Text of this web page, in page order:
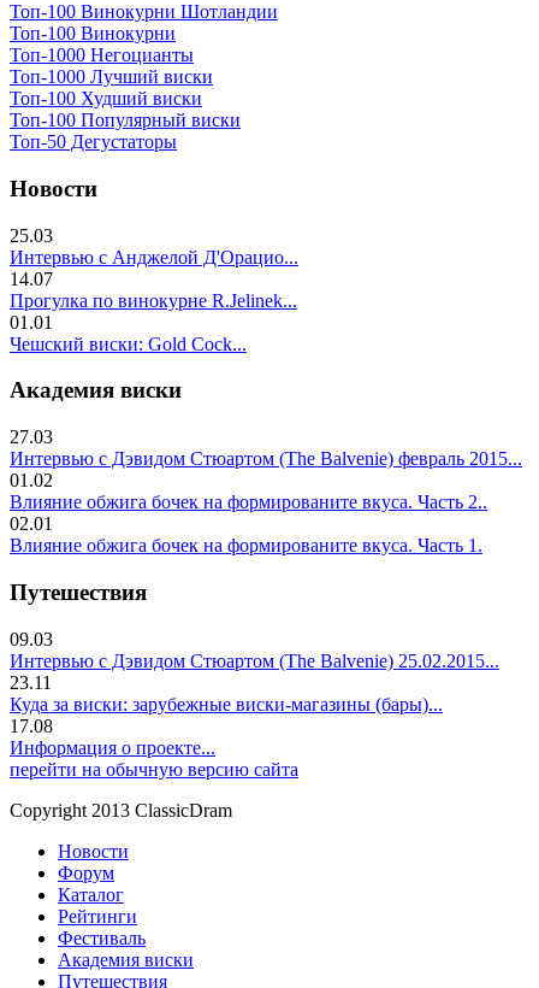
Топ-100 Винокурни Шотландии
Топ-100 Винокурни
Топ-1000 Негоцианты
Топ-1000 Лучший виски
Топ-100 Худший виски
Топ-100 Популярный виски
Топ-50 Дегустаторы
Новости
25.03
Интервью с Анджелой Д'Орацио...
14.07
Прогулка по винокурне R.Jelinek...
01.01
Чешский виски: Gold Cock...
Академия виски
27.03
Интервью с Дэвидом Стюартом (The Balvenie) февраль 2015...
01.02
Влияние обжига бочек на формированите вкуса. Часть 2..
02.01
Влияние обжига бочек на формированите вкуса. Часть 1.
Путешествия
09.03
Интервью с Дэвидом Стюартом (The Balvenie) 25.02.2015...
23.11
Куда за виски: зарубежные виски-магазины (бары)...
17.08
Информация о проекте...
перейти на обычную версию сайта
Copyright 2013 ClassicDram
Новости
Форум
Каталог
Рейтинги
Фестиваль
Академия виски
Путешествия